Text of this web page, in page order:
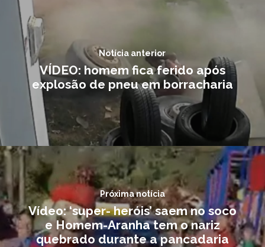
Notícia anterior
VÍDEO: homem fica ferido após
explosão de pneu em borracharia
Próxima notícia
Vídeo: ‘super- heróis’ saem no soco
e Homem-Aranha tem o nariz
quebrado durante a pancadaria